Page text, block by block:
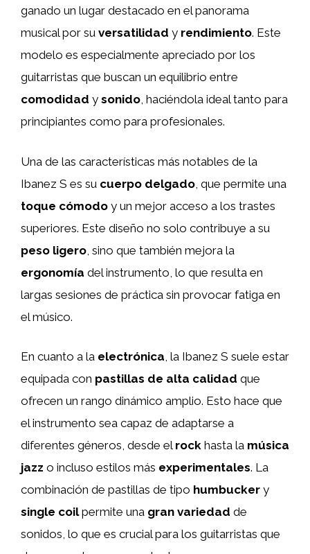
ganado un lugar destacado en el panorama
musical por su versatilidad y rendimiento. Este
modelo es especialmente apreciado por los
guitarristas que buscan un equilibrio entre
comodidad y sonido, haciéndola ideal tanto para
principiantes como para profesionales.
Una de las características más notables de la
Ibanez S es su cuerpo delgado , que permite una
toque cómodo y un mejor acceso a los trastes
superiores. Este diseño no solo contribuye a su
peso ligero , sino que también mejora la
ergonomía del instrumento, lo que resulta en
largas sesiones de práctica sin provocar fatiga en
el músico.
En cuanto a la electrónica, la Ibanez S suele estar
equipada con pastillas de alta calidad que
ofrecen un rango dinámico amplio. Esto hace que
el instrumento sea capaz de adaptarse a
diferentes géneros, desde el rock hasta la música
jazz o incluso estilos más experimentales. La
combinación de pastillas de tipo humbucker y
single coilpermite una gran variedad de
sonidos, lo que es crucial para los guitarristas que